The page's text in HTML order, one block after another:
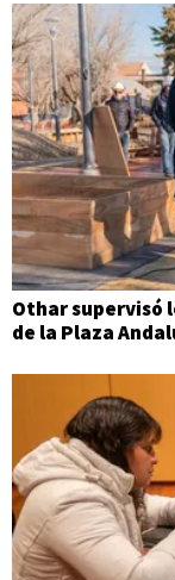
Othar supervisó
de la Plaza